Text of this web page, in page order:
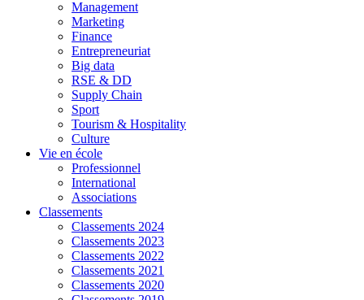
Management
Marketing
Finance
Entrepreneuriat
Big data
RSE & DD
Supply Chain
Sport
Tourism & Hospitality
Culture
Vie en école
Professionnel
International
Associations
Classements
Classements 2024
Classements 2023
Classements 2022
Classements 2021
Classements 2020